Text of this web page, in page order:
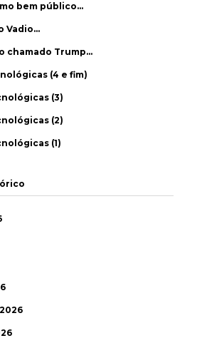
bem público…
Vadio…
chamado Trump…
(4 e fim)
(3)
(2)
(1)